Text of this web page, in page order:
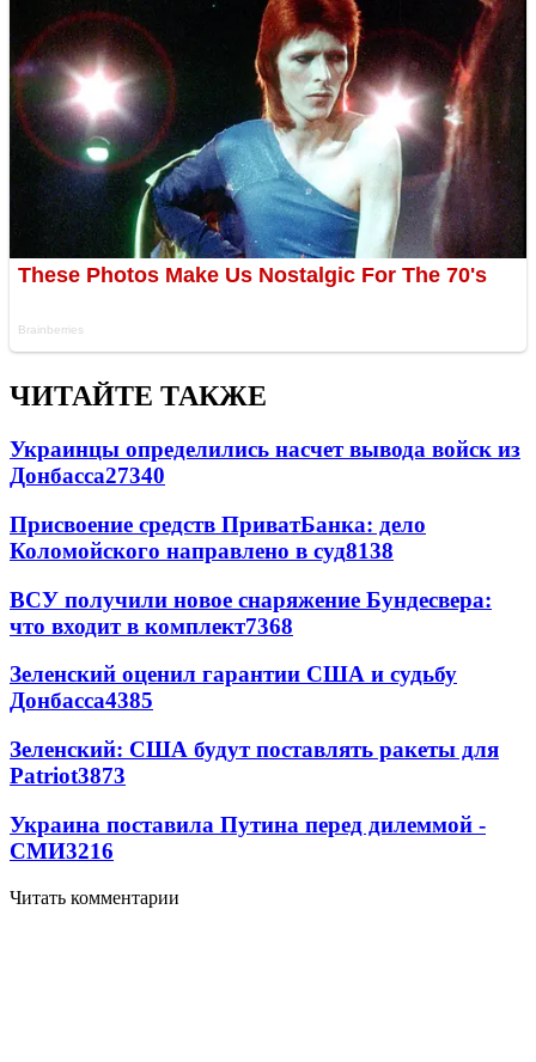
ЧИТАЙТЕ ТАКЖЕ
Украинцы определились насчет вывода войск из
Донбасса27340
Присвоение средств ПриватБанка: дело
Коломойского направлено в суд8138
ВСУ получили новое снаряжение Бундесвера:
что входит в комплект7368
Зеленский оценил гарантии США и судьбу
Донбасса4385
Зеленский: США будут поставлять ракеты для
Patriot3873
Украина поставила Путина перед дилеммой -
СМИ3216
Читать комментарии